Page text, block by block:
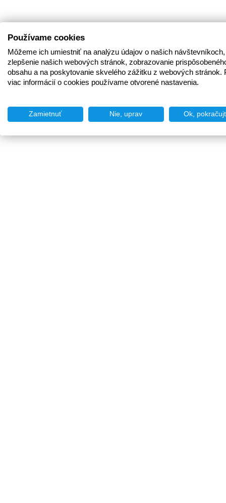
Používame cookies
Môžeme ich umiestniť na analýzu údajov o našich
zlepšenie našich webových stránok, zobrazovanie
obsahu a na poskytovanie skvelého zážitku z webových stránok.
viac informácií o cookies používame otvorené nastavenia.
Zamietnuť Nie, uprav Ok,